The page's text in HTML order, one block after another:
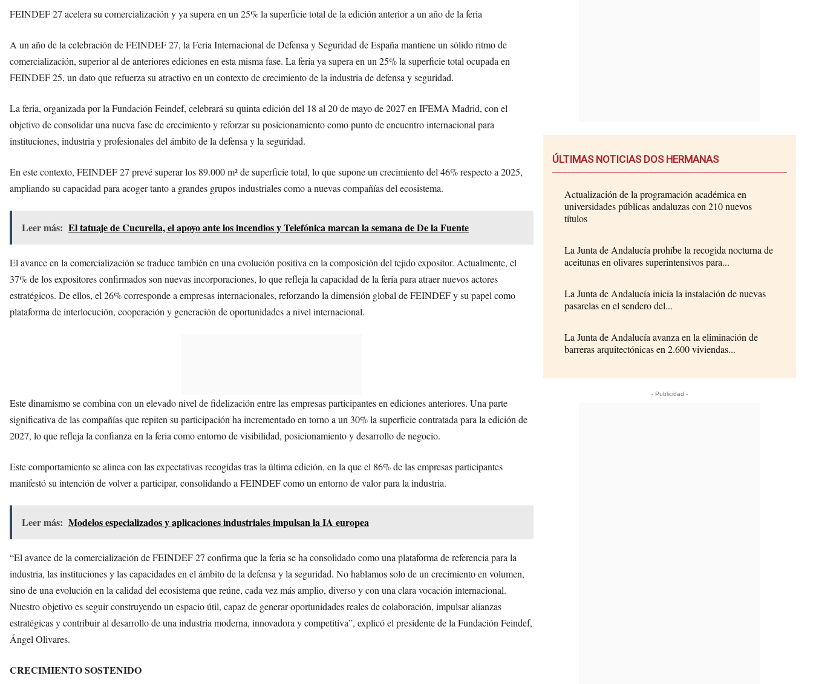
FEINDEF 27 acelera su comercialización y ya supera en un 25% la superficie total de la edición anterior a un año de la feria
A un año de la celebración de FEINDEF 27, la Feria Internacional de Defensa y Seguridad de España mantiene un sólido ritmo de
comercialización, superior al de anteriores ediciones en esta misma fase. La feria ya supera en un 25% la superficie total ocupada en
FEINDEF 25, un dato que refuerza su atractivo en un contexto de crecimiento de la industria de defensa y seguridad.
La feria, organizada por la Fundación Feindef, celebrará su quinta edición del 18 al 20 de mayo de 2027 en IFEMA Madrid, con el
objetivo de consolidar una nueva fase de crecimiento y reforzar su posicionamiento como punto de encuentro internacional para
instituciones, industria y profesionales del ámbito de la defensa y la seguridad.
En este contexto, FEINDEF 27 prevé superar los 89.000 m² de superficie total, lo que supone un crecimiento del 46% respecto a 2025,
ampliando su capacidad para acoger tanto a grandes grupos industriales como a nuevas compañías del ecosistema.
Leer más: El tatuaje de Cucurella, el apoyo ante los incendios y Telefónica marcan la semana de De la Fuente
El avance en la comercialización se traduce también en una evolución positiva en la composición del tejido expositor. Actualmente, el
37% de los expositores confirmados son nuevas incorporaciones, lo que refleja la capacidad de la feria para atraer nuevos actores
estratégicos. De ellos, el 26% corresponde a empresas internacionales, reforzando la dimensión global de FEINDEF y su papel como
plataforma de interlocución, cooperación y generación de oportunidades a nivel internacional.
Este dinamismo se combina con un elevado nivel de fidelización entre las empresas participantes en ediciones anteriores. Una parte
significativa de las compañías que repiten su participación ha incrementado en torno a un 30% la superficie contratada para la edición de
2027, lo que refleja la confianza en la feria como entorno de visibilidad, posicionamiento y desarrollo de negocio.
Este comportamiento se alinea con las expectativas recogidas tras la última edición, en la que el 86% de las empresas participantes
manifestó su intención de volver a participar, consolidando a FEINDEF como un entorno de valor para la industria.
Leer más: Modelos especializados y aplicaciones industriales impulsan la IA europea
“El avance de la comercialización de FEINDEF 27 confirma que la feria se ha consolidado como una plataforma de referencia para la
industria, las instituciones y las capacidades en el ámbito de la defensa y la seguridad. No hablamos solo de un crecimiento en volumen,
sino de una evolución en la calidad del ecosistema que reúne, cada vez más amplio, diverso y con una clara vocación internacional.
Nuestro objetivo es seguir construyendo un espacio útil, capaz de generar oportunidades reales de colaboración, impulsar alianzas
estratégicas y contribuir al desarrollo de una industria moderna, innovadora y competitiva”, explicó el presidente de la Fundación Feindef,
Ángel Olivares.
CRECIMIENTO SOSTENIDO
ÚLTIMAS NOTICIAS DOS HERMANAS
Actualización de la programación académica en
universidades públicas andaluzas con 210 nuevos
títulos
La Junta de Andalucía prohíbe la recogida nocturna de
aceitunas en olivares superintensivos para...
La Junta de Andalucía inicia la instalación de nuevas
pasarelas en el sendero del...
La Junta de Andalucía avanza en la eliminación de
barreras arquitectónicas en 2.600 viviendas...
- Publicidad -